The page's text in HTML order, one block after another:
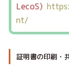
LecoS）
nt/
証明書の印刷・